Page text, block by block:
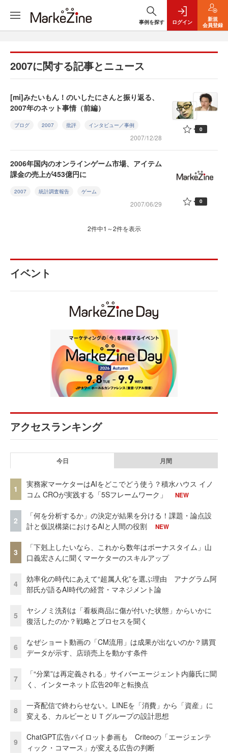
事例を探す ログイン
新規
会員登録
2007に関する記事とニュース
[mi]みたいもん！のいしたにさんと振り返る、
2007年のネット事情（前編）
ブログ 2007 批評 インタビュー／事例
2007/12/28
0
2006年国内のオンラインゲーム市場、アイテム
課金の売上が453億円に
2007 統計調査報告 ゲーム
2007/06/29 0
2件中1～2件を表示
イベント
アクセスランキング
今日 月間
1
実務家マーケターはAIをどこでどう使う？積水ハウス イノ
コム CROが実践する「5Sフレームワーク」
NEW
2
「何を分析するか」の決定が結果を分ける！課題・論点設
計と仮説構築におけるAIと人間の役割
NEW
3
「下剋上したいなら、これから数年はボーナスタイム」山
口義宏さんに聞くマーケターのスキルアップ
4
効率化の時代にあえて“超属人化”を選ぶ理由 アナグラム阿
部氏が語るAI時代の経営・マネジメント論
5
ヤシノミ洗剤は「看板商品に傷が付いた状態」からいかに
復活したのか？戦略とプロセスを聞く
6
なぜショート動画の「CM流用」は成果が出ないのか？購買
データが示す、店頭売上を動かす条件
7
「“分業”は再定義される」サイバーエージェント内藤氏に聞
く、インターネット広告20年と転換点
8
一斉配信で終わらせない。LINEを「消費」から「資産」に
変える、カルビーとＵＴグループの設計思想
9
ChatGPT広告パイロット参画も Criteoの「エージェンテ
ィック・コマース」が変える広告の判断